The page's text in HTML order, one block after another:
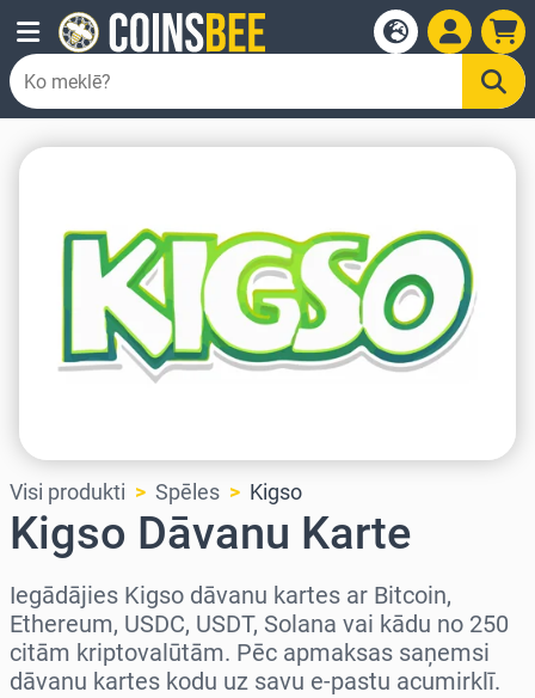
Visi produkti Spēles Kigso
Kigso Dāvanu Karte
Iegādājies Kigso dāvanu kartes ar Bitcoin,
Ethereum, USDC, USDT, Solana vai kādu no 250
citām kriptovalūtām. Pēc apmaksas saņemsi
dāvanu kartes kodu uz savu e-pastu acumirklī.